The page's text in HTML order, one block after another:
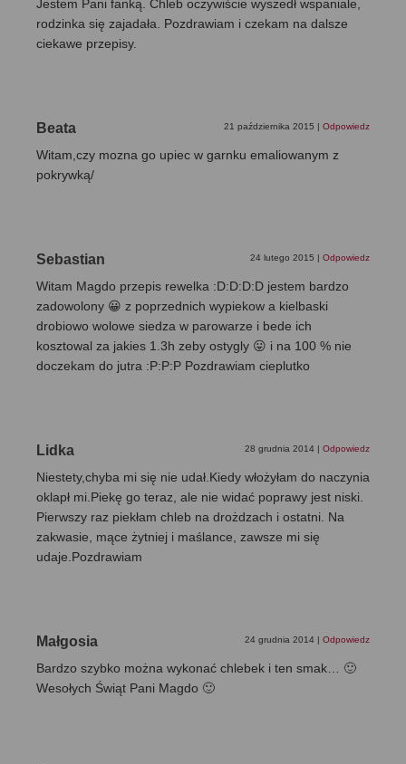
Jestem Pani fanką. Chleb oczywiście wyszedł wspaniale,
rodzinka się zajadała. Pozdrawiam i czekam na dalsze
ciekawe przepisy.
Beata 21 października 2015 | Odpowiedz
Witam,czy mozna go upiec w garnku emaliowanym z
pokrywką/
Sebastian 24 lutego 2015 | Odpowiedz
Witam Magdo przepis rewelka :D:D:D:D jestem bardzo
zadowolony 😀 z poprzednich wypiekow a kielbaski
drobiowo wolowe siedza w parowarze i bede ich
kosztowal za jakies 1.3h zeby ostygly 😛 i na 100 % nie
doczekam do jutra :P:P:P Pozdrawiam cieplutko
Lidka 28 grudnia 2014 | Odpowiedz
Niestety,chyba mi się nie udał.Kiedy włożyłam do naczynia
oklapł mi.Piekę go teraz, ale nie widać poprawy jest niski.
Pierwszy raz piekłam chleb na drożdzach i ostatni. Na
zakwasie, mące żytniej i maślance, zawsze mi się
udaje.Pozdrawiam
Małgosia 24 grudnia 2014 | Odpowiedz
Bardzo szybko można wykonać chlebek i ten smak… 🙂
Wesołych Świąt Pani Magdo 🙂